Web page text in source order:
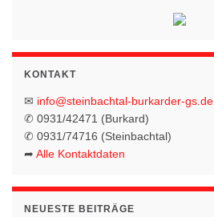
KONTAKT
✉ info@steinbachtal-burkarder-gs.de
✆ 0931/42471 (Burkard)
✆ 0931/74716 (Steinbachtal)
➦ Alle Kontaktdaten
NEUESTE BEITRÄGE